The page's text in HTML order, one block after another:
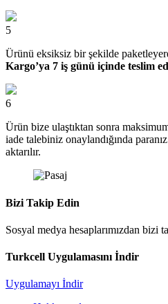
5
Ürünü eksiksiz bir şekilde
Kargo’ya 7 iş günü içinde teslim
6
Ürün bize ulaştıktan sonra
iade talebiniz onaylandığında
aktarılır.
Bizi Takip Edin
Sosyal medya hesaplarımızdan bizi
Turkcell Uygulamasını İndir
Uygulamayı İndir